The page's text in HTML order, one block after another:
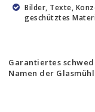
Bilder, Texte,
geschütztes
Garantiertes
Namen der